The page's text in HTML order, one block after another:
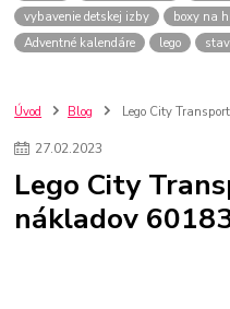
vybavenie detskej izby
boxy na
Adventné kalendáre
lego
Úvod Blog Lego City
27.02.2023
Lego City
nákladov